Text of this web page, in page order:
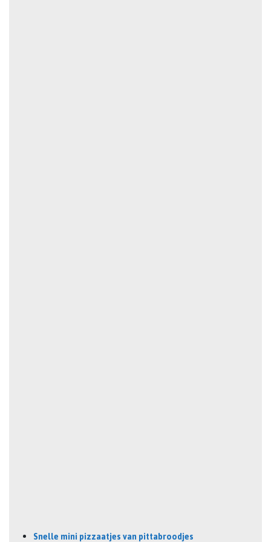
Snelle mini pizzaatjes van pittabroodjes